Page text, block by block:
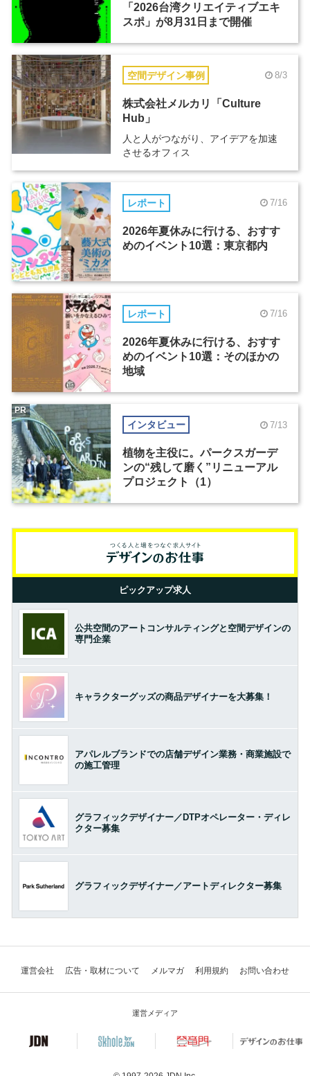
「2026台湾クリエイティブエキ
スポ」が8月31日まで開催
空間デザイン事例 8/3
株式会社メルカリ「Culture
Hub」
人と人がつながり、アイデアを加速
させるオフィス
レポート 7/16
2026年夏休みに行ける、おすす
めのイベント10選：東京都内
レポート 7/16
2026年夏休みに行ける、おすす
めのイベント10選：そのほかの
地域
インタビュー 7/13
植物を主役に。パークスガーデ
ンの“残して磨く”リニューアル
プロジェクト（1）
PR
ピックアップ求人
公共空間のアートコンサルティングと空間デザインの
専門企業
キャラクターグッズの商品デザイナーを大募集！
アパレルブランドでの店舗デザイン業務・商業施設で
の施工管理
グラフィックデザイナー／DTPオペレーター・ディレ
クター募集
グラフィックデザイナー／アートディレクター募集
運営会社 広告・取材について メルマガ 利用規約 お問い合わせ
運営メディア